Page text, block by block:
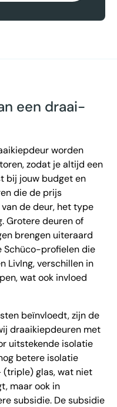
een draai-
worden
zodat je altijd een
bij jouw budget en
die de prijs
de deur, het type
Grotere deuren of
brengen uiteraard
Schüco-profielen die
LivIng, verschillen in
wat ook invloed
beïnvloedt, zijn de
draaikiepdeuren met
uitstekende isolatie
betere isolatie
(triple) glas, wat niet
maar ook in
subsidie. De subsidie